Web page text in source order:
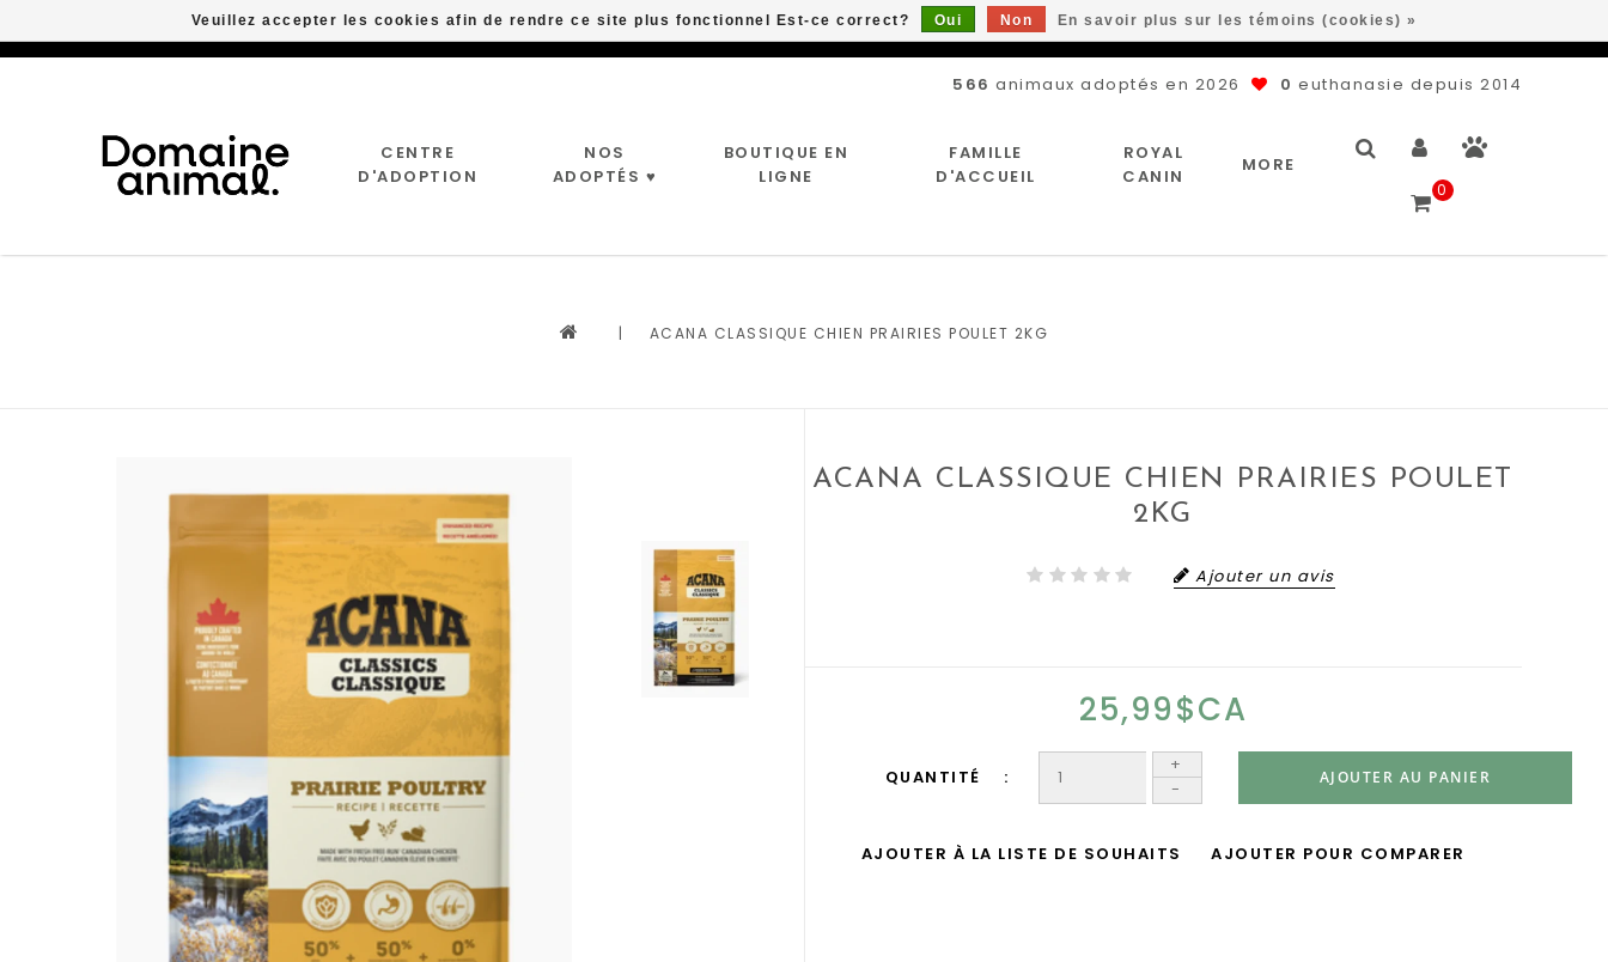
566 animaux adoptés en 2026 0 euthanasie depuis 2014
CENTRE
D'ADOPTION
NOS
ADOPTÉS ♥
BOUTIQUE EN
LIGNE
FAMILLE
D'ACCUEIL
ROYAL
CANIN
MORE
0
| ACANA CLASSIQUE CHIEN PRAIRIES POULET 2KG
ACANA CLASSIQUE CHIEN PRAIRIES POULET
2KG
Ajouter un avis
25,99$CA
QUANTITÉ
+
-
AJOUTER AU PANIER
AJOUTER À LA LISTE DE SOUHAITS AJOUTER POUR COMPARER
Veuillez accepter les cookies afin de rendre ce site plus fonctionnel Est-ce correct? Oui Non En savoir plus sur les témoins (cookies) »
Livraison gratuite à partir de 89$*